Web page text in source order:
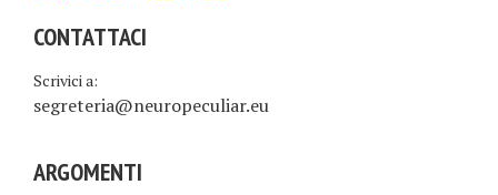
CONTATTACI
Scrivici a:
segreteria@neuropeculiar.eu
ARGOMENTI